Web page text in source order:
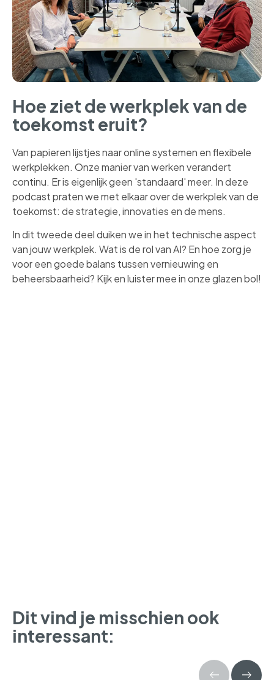
Hoe ziet de werkplek van de
toekomst eruit?
Van papieren lijstjes naar online systemen en flexibele
werkplekken. Onze manier van werken verandert
continu. Er is eigenlijk geen 'standaard' meer. In deze
podcast praten we met elkaar over de werkplek van de
toekomst: de strategie, innovaties en de mens.
In dit tweede deel duiken we in het technische aspect
van jouw werkplek. Wat is de rol van AI? En hoe zorg je
voor een goede balans tussen vernieuwing en
beheersbaarheid? Kijk en luister mee in onze glazen bol!
Dit vind je misschien ook
interessant: